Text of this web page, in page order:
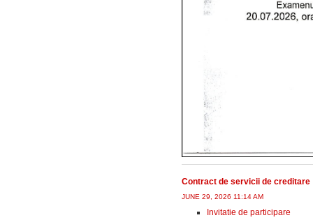
Contract de servicii de creditare
JUNE 29, 2026 11:14 AM
Invitatie de participare